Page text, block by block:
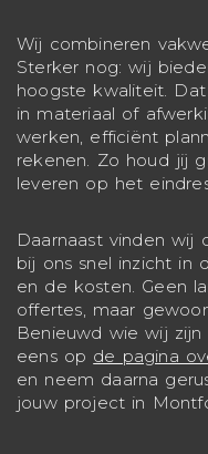
Wij combineren
Sterker nog: wij
hoogste kwaliteit.
in materiaal of
werken, efficiënt
rekenen. Zo houd jij
leveren op het
Daarnaast vinden wij
bij ons snel inzicht in
en de kosten. Geen
offertes, maar
Benieuwd wie wij
eens op de pagina
en neem daarna
jouw project in